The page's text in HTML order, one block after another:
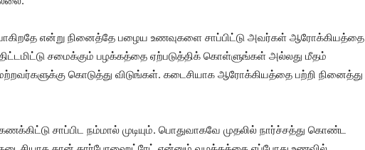
என்று நினைத்தே பழைய உணவுகளை சாப்பிட்டு அவர்கள் ஆரோக்கியத்தை
சமைக்கும் பழக்கத்தை ஏற்படுத்திக் கொள்ளுங்கள் அல்லது மீதம்
கொடுத்து விடுங்கள். கடைசியாக ஆரோக்கியத்தை பற்றி நினைத்து
சாப்பிட நம்மால் முடியும். பொதுவாகவே முதலில் நார்ச்சத்து கொண்ட